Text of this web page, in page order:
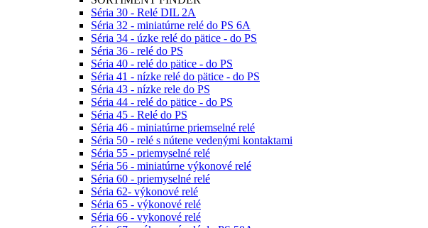
Séria 30 - Relé DIL 2A
Séria 32 - miniatúrne relé do PS 6A
Séria 34 - úzke relé do pätice - do PS
Séria 36 - relé do PS
Séria 40 - relé do pätice - do PS
Séria 41 - nízke relé do pätice - do PS
Séria 43 - nízke rele do PS
Séria 44 - relé do pätice - do PS
Séria 45 - Relé do PS
Séria 46 - miniatúrne priemselné relé
Séria 50 - relé s nútene vedenými kontaktami
Séria 55 - priemyselné relé
Séria 56 - miniatúrne výkonové relé
Séria 60 - priemyselné relé
Séria 62- výkonové relé
Séria 65 - výkonové relé
Séria 66 - vykonové relé